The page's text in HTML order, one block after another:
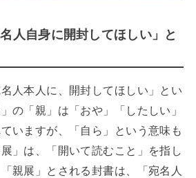
人自身に開封してほしい」と
名人本人に、開封してほしい」とい
の「親」は「おや」「したしい」
いますが、「自ら」という意味も
」は、「開いて読むこと」を指し
親展」とされる封書は、「宛名人